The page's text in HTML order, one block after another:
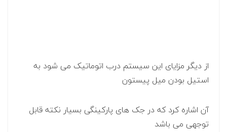
از دیگر مزایای این سیستم درب اتوماتیک می شود به
استیل بودن میل پیستون
آن اشاره کرد که در جک های پارکینگی بسیار نکته قابل
توجهی می باشد